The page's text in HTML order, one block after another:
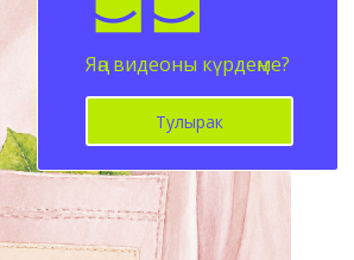
Яңа видеоны күрдеңме?
Тулырак